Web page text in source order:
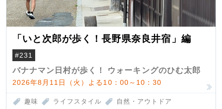
「いと次郎が歩く！長野県奈良井宿」編
#231
バナナマン日村が歩く！ ウォーキングのひむ太郎
2026年8月11日（火）よる10：00～10：30
趣味 ライフスタイル 自然・アウトドア